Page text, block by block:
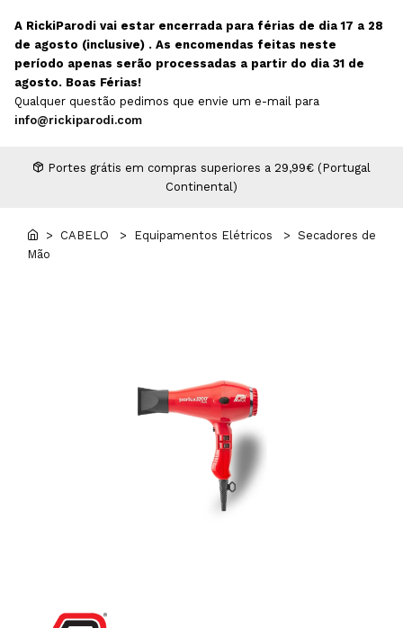
Equipamentos Elétricos
Escovas e Pente
Extensões
MAN WORLD - Espaço Homem
Professional Wear
Descartáveis Estética
Diversos Estética
Equipamentos Depilação
Maquilhagem Profissional
A RickiParodi vai estar encerrada para férias de dia 17 a 28
de agosto (inclusive) . As encomendas feitas neste
período apenas serão processadas a partir do dia 31 de
agosto. Boas Férias!
Qualquer questão pedimos que envie um e-mail para
info@rickiparodi.com
Portes grátis em compras superiores a 29,99€ (Portugal
Continental)
> CABELO > Equipamentos Elétricos
> Secadores de
Mão